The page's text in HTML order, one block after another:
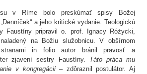
v Ríme bolo preskúmať spisy Božej
a jeho kritické vydanie. Teologickú
Faustíny pripravil o. prof. Ignacy Różycki,
na Božiu služobnicu. V obšírnom
in folio autor bránil pravosť a
zjavení sestry Faustíny. Táto práca mu
v kongregácii– zdôraznil postulátor. Aj